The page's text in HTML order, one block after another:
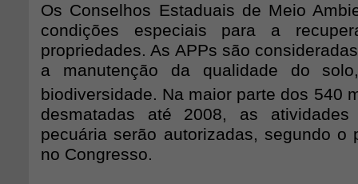
Os Conselhos Estaduais de Meio
condições especiais para a
propriedades. As APPs são
a manutenção da qualidade do
biodiversidade. Na maior parte dos 540
desmatadas até 2008, as
pecuária serão autorizadas, segundo o
no Congresso.